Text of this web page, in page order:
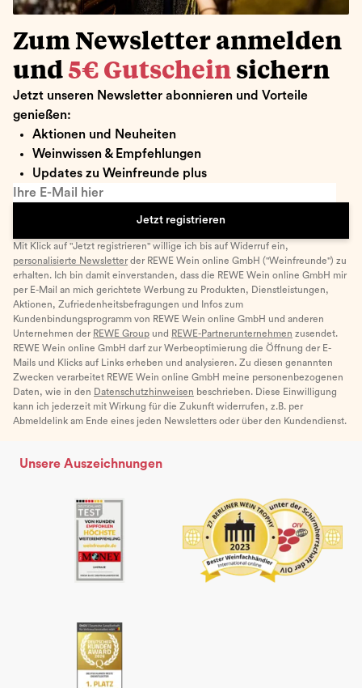
Zum Newsletter anmelden
und 5€ Gutschein sichern
Jetzt unseren Newsletter abonnieren und Vorteile
genießen:
Aktionen und Neuheiten
Weinwissen & Empfehlungen
Updates zu Weinfreunde plus
Ihre E-Mail hier
Jetzt registrieren
Mit Klick auf "Jetzt registrieren" willige ich bis auf Widerruf ein,
personalisierte Newsletter der REWE Wein online GmbH ("Weinfreunde") zu
erhalten. Ich bin damit einverstanden, dass die REWE Wein online GmbH mir
per E-Mail an mich gerichtete Werbung zu Produkten, Dienstleistungen,
Aktionen, Zufriedenheitsbefragungen und Infos zum
Kundenbindungsprogramm von REWE Wein online GmbH und anderen
Unternehmen der REWE Group und REWE-Partnerunternehmen zusendet.
REWE Wein online GmbH darf zur Werbeoptimierung die Öffnung der E-
Mails und Klicks auf Links erheben und analysieren. Zu diesen genannten
Zwecken verarbeitet REWE Wein online GmbH meine personenbezogenen
Daten, wie in den Datenschutzhinweisen beschrieben. Diese Einwilligung
kann ich jederzeit mit Wirkung für die Zukunft widerrufen, z.B. per
Abmeldelink am Ende eines jeden Newsletters oder über den Kundendienst.
Unsere Auszeichnungen